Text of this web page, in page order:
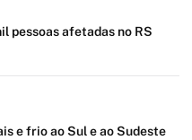
pessoas afetadas no RS
e frio ao Sul e ao Sudeste